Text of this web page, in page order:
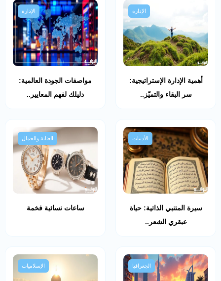
الإدارة
أهمية الإدارة الإستراتيجية:
سر البقاء والتميّز..
الإدارة
مواصفات الجودة العالمية:
دليلك لفهم المعايير..
الأدبيات
سيرة المتنبي الذاتية: حياة
عبقري الشعر..
العناية والجمال
ساعات نسائية فخمة
الجغرافيا الإسلاميات